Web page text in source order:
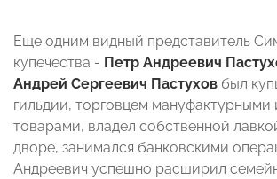
Еще одним видный представитель
купечества - Петр Андреевич
Андрей Сергеевич Пастухов был
гильдии, торговцем мануфактурными
товарами, владел собственной
дворе, занимался банковскими
Андреевич успешно расширил